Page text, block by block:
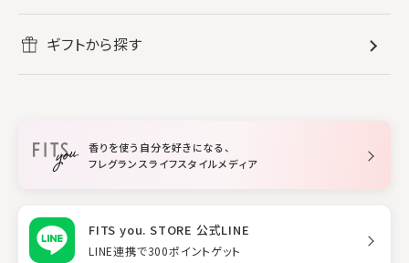
メンズ香水
ボディミスト・スプレー
ボディ・ハンドクリーム
入浴剤
ルームフレグランス
スタイリング
リフレッシュしたい
ギフトから探す
香りを使う自分を好きになる、
フレグランスライフスタイルメディア
FITS you. STORE 公式LINE
LINE連携で300ポイントゲット